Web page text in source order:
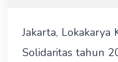
Jakarta, Lokakarya
Solidaritas tahun